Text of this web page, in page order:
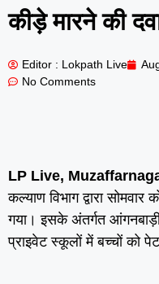
कीड़े मारने की
Editor : Lokpath Live
No Comments
LP Live,
कल्याण विभाग द्वारा सोमवार
गया। इसके अंतर्गत
प्राइवेट स्कूलों में बच्चों को